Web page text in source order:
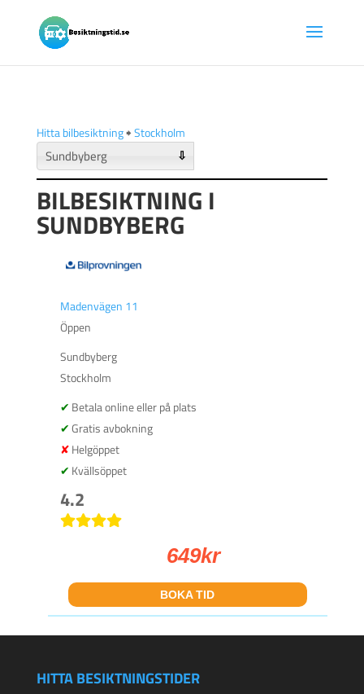
Hitta bilbesiktning🠺Stockholm
⇩
BILBESIKTNING I
SUNDBYBERG
Madenvägen 11
Öppen
Sundbyberg
Stockholm
Betala online eller på plats
Gratis avbokning
Helgöppet
Kvällsöppet
4.2
649kr
BOKA TID
HITTA BESIKTNINGSTIDER